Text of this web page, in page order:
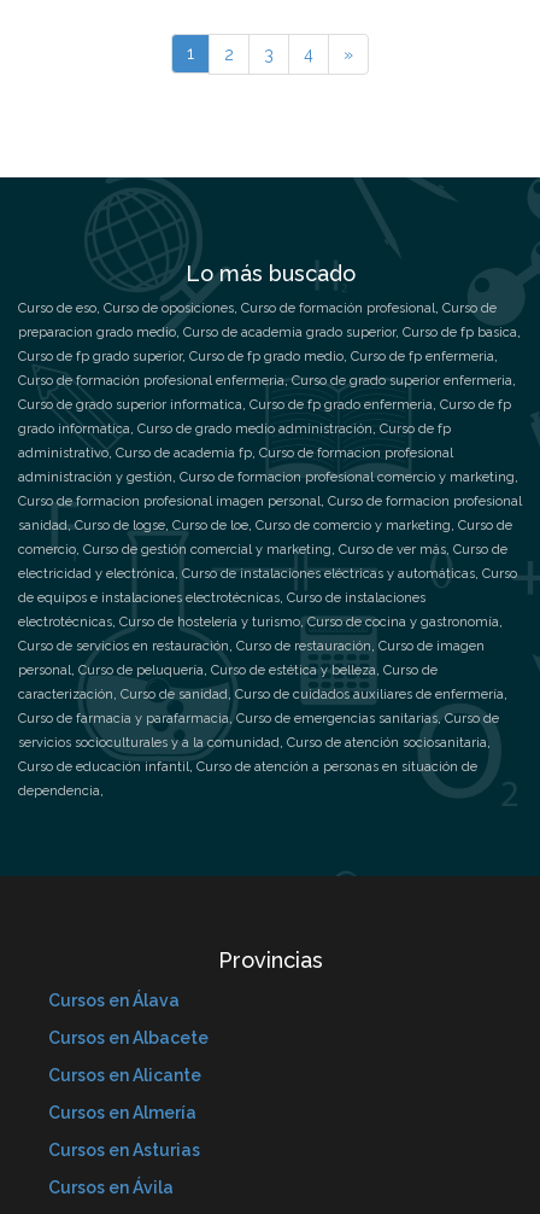
1 2 3 4 »
Lo más buscado
Curso de eso, Curso de oposiciones, Curso de formación profesional, Curso de
preparacion grado medio, Curso de academia grado superior, Curso de fp basica,
Curso de fp grado superior, Curso de fp grado medio, Curso de fp enfermeria,
Curso de formación profesional enfermeria,Curso de grado superior enfermeria,
Curso de grado superior informatica, Curso de fp grado enfermeria, Curso de fp
grado informatica, Curso de grado medio administración, Curso de fp
administrativo, Curso de academia fp, Curso de formacion profesional
administración y gestión, Curso de formacion profesional comercio y marketing,
Curso de formacion profesional imagen personal, Curso de formacion profesional
sanidad,Curso de logse, Curso de loe, Curso de comercio y marketing, Curso de
comercio, Curso de gestión comercial y marketing, Curso de ver más, Curso de
electricidad y electrónica, Curso de instalaciones eléctricas y automáticas, Curso
de equipos e instalaciones electrotécnicas, Curso de instalaciones
electrotécnicas, Curso de hostelería y turismo,Curso de cocina y gastronomía,
Curso de servicios en restauración, Curso de restauración, Curso de imagen
personal, Curso de peluquería, Curso de estética y belleza, Curso de
caracterización, Curso de sanidad, Curso de cuidados auxiliares de enfermería,
Curso de farmacia y parafarmacia,Curso de emergencias sanitarias,Curso de
servicios socioculturales y a la comunidad, Curso de atención sociosanitaria,
Curso de educación infantil, Curso de atención a personas en situación de
dependencia,
Provincias
Cursos en Álava
Cursos en Albacete
Cursos en Alicante
Cursos en Almería
Cursos en Asturias
Cursos en Ávila